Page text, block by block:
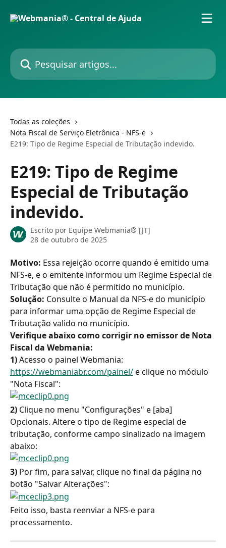
Pesquisar artigos...
Todas as coleções
Nota Fiscal de Serviço Eletrônica - NFS-e
E219: Tipo de Regime Especial de Tributação indevido.
E219: Tipo de Regime
Especial de Tributação
indevido.
Escrito por Equipe Webmania® [JT]
28 de outubro de 2025
Motivo: Essa rejeição ocorre quando é emitido uma
NFS-e, e o emitente informou um Regime Especial de
Tributação que não é permitido no município.
Solução: Consulte o Manual da NFS-e do município
para informar uma opção de Regime Especial de
Tributação valido no município.
Verifique abaixo como corrigir no emissor de Nota
Fiscal da Webmania:
1) Acesso o painel Webmania:
https://webmaniabr.com/painel/ e clique no módulo
"Nota Fiscal":
2) Clique no menu "Configurações" e [aba]
Opcionais. Altere o tipo de Regime especial de
tributação, conforme campo sinalizado na imagem
abaixo:
3) Por fim, para salvar, clique no final da página no
botão "Salvar Alterações":
Feito isso, basta reenviar a NFS-e para
processamento.